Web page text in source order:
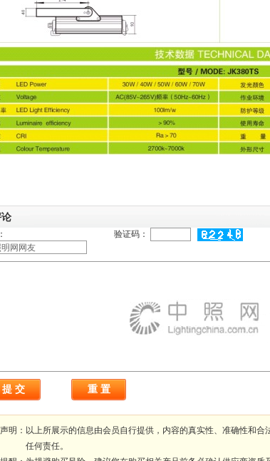
验证码：
明： 以上所展示的信息由会员自行提供，内容的真实性、准确性和
任何责任。